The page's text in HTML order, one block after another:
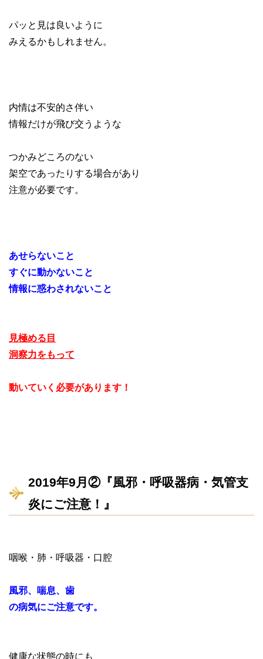
パッと見は良いように
みえるかもしれません。
内情は不安的さ伴い
情報だけが飛び交うような
つかみどころのない
架空であったりする場合があり
注意が必要です。
あせらないこと
すぐに動かないこと
情報に惑わされないこと
見極める目
洞察力をもって
動いていく必要があります！
2019年9月②『風邪・呼吸器病・気管支
炎にご注意！』
咽喉・肺・呼吸器・口腔
風邪、喘息、歯
の病気にご注意です。
健康な状態の時にも